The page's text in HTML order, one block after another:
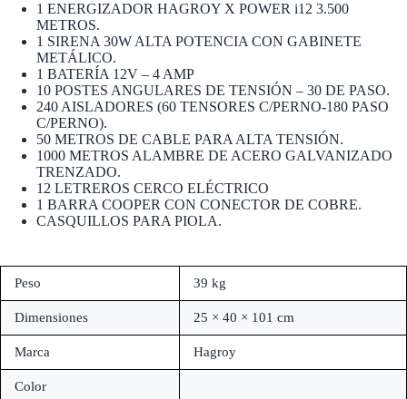
1 ENERGIZADOR HAGROY X POWER i12 3.500
METROS.
1 SIRENA 30W ALTA POTENCIA CON GABINETE
METÁLICO.
1 BATERÍA 12V – 4 AMP
10 POSTES ANGULARES DE TENSIÓN – 30 DE PASO.
240 AISLADORES (60 TENSORES C/PERNO-180 PASO
C/PERNO).
50 METROS DE CABLE PARA ALTA TENSIÓN.
1000 METROS ALAMBRE DE ACERO GALVANIZADO
TRENZADO.
12 LETREROS CERCO ELÉCTRICO
1 BARRA COOPER CON CONECTOR DE COBRE.
CASQUILLOS PARA PIOLA.
Peso 39 kg
Dimensiones 25 × 40 × 101 cm
Marca Hagroy
Color